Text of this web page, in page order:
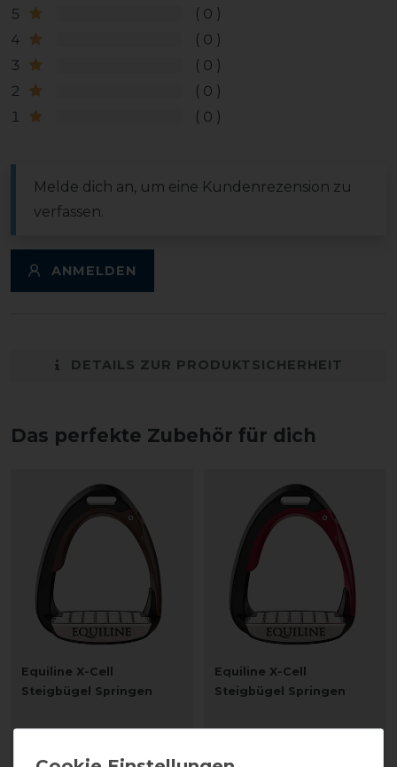
5
0
4
0
3
0
2
0
1
0
Melde dich an, um eine Kundenrezension zu
verfassen.
ANMELDEN
DETAILS ZUR PRODUKTSICHERHEIT
Das perfekte Zubehör für dich
Equiline X-Cell
Steigbügel Springen
Equiline X-Cell
Steigbügel Springen